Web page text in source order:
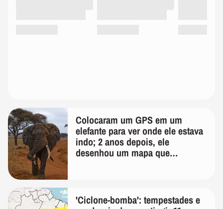
Colocaram um GPS em um
elefante para ver onde ele estava
indo; 2 anos depois, ele
desenhou um mapa que
'Ciclone-bomba': tempestades e